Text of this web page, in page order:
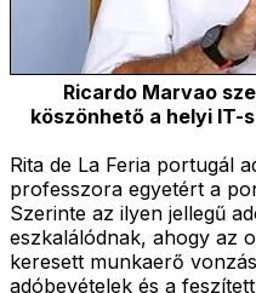
Ricardo Marvao
köszönhető a helyi
Rita de La Feria portugál
professzora egyetért a
Szerinte az ilyen jellegű
eszkalálódnak, ahogy az
keresett munkaerő
adóbevételek és a